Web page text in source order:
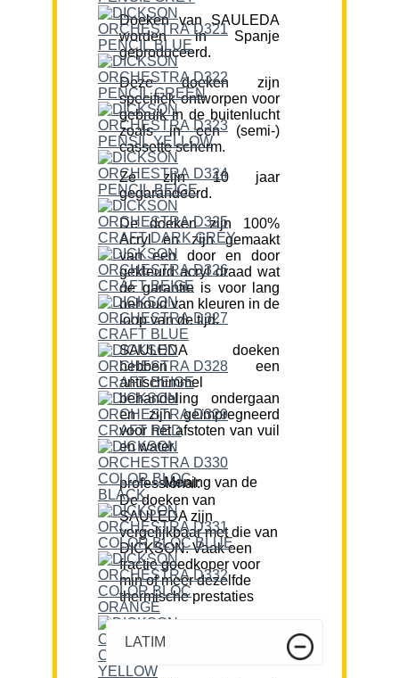
Doeken van SAULEDA
worden in Spanje
geproduceerd.
Deze doeken zijn
specifiek ontworpen voor
gebruik in de buitenlucht
zoals in een (semi-)
cassette scherm.
Ze zijn 10 jaar
gegarandeerd.
De doeken zijn 100%
Acryl en zijn gemaakt
van een door en door
gekleurd acryl draad wat
de garantie is voor lang
behoud van kleuren in de
loop van de tijd.
SAULEDA doeken
hebben een
antischimmel
behandeling ondergaan
en zijn geïmpregneerd
voor het afstoten van vuil
en water.
Mening van de professional:
De doeken van
SAULEDA zijn
vergelijkbaar met die van
DICKSON. Vaak een
fractie goedkoper voor
min of meer dezelfde
thermische prestaties
LATIM